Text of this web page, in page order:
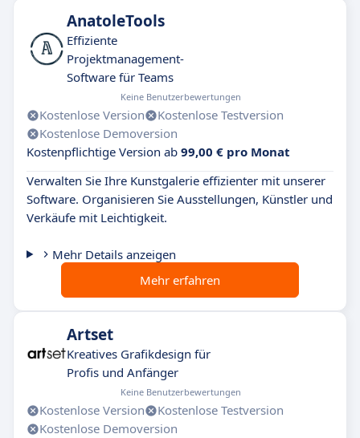
AnatoleTools
Effiziente
Projektmanagement-
Software für Teams
Keine Benutzerbewertungen
Kostenlose Version
Kostenlose Testversion
Kostenlose Demoversion
Kostenpflichtige Version ab 99,00 € pro Monat
Verwalten Sie Ihre Kunstgalerie effizienter mit unserer
Software. Organisieren Sie Ausstellungen, Künstler und
Verkäufe mit Leichtigkeit.
Mehr Details anzeigen
Mehr erfahren
Artset
Kreatives Grafikdesign für
Profis und Anfänger
Keine Benutzerbewertungen
Kostenlose Version
Kostenlose Testversion
Kostenlose Demoversion